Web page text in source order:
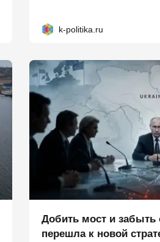
k-politika.ru
Добить мост и забыть
перешла к новой